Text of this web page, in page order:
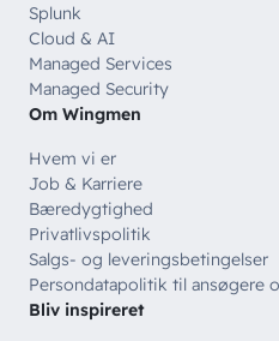
Splunk
Cloud & AI
Managed Services
Managed Security
Om Wingmen
Hvem vi er
Job & Karriere
Bæredygtighed
Privatlivspolitik
Salgs- og leveringsbetingelser
Persondatapolitik til ansøgere
Bliv inspireret